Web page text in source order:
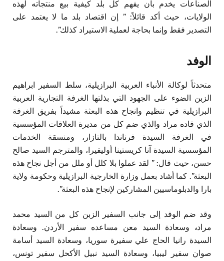
الصناعات يخدم بأن يفهم كل بلد كيفية بيع منتجاته لهذه
الولايات، حيث أكد قائلاً: ” إن اقتصاد بلد ما لا يعتمد على
التصدير فقط وإنما بحاجة لعملية الاستيراد كذلك”.
الوفد
متحدثاً لوكالة الأنباء العربية البرازيلية، سلط السفير ابراهيم
الزبن الضوء على الجهود التي بذلتها الغرفة التجارية العربية
البرازيلية في تنظيم وانجاح هذه البعثة مشيداً بفريق الغرفة
الذي قاده مراد والذي ضم كل من مديرة العلاقات المؤسسية
في الغرفة السيدة فرناندا بالتازار، ومنسقة الخدمات
المؤسسية السيدة آنا كريستينا أوليفيرا، والمترجم السيد صالح
حسن، حيث قال: ” لقد عملوا بلا كلل أو ملل من أجل نجاح هذه
البعثة”. كما أشاد بعمل وزارة الخارجية البرازيلية وحكومة ولاية
بارا والدبلوماسيين المشاركين لإنجاح هذه البعثة”.
وقد ضم الوفد إلى جانب السفير الزبن كل من السيد محمد
مراد، وسعادة السيد معن مساعده سفير الأردن. وسعادة
السيدة رانيا الحاج علي سفيرة سوريا، وسعادة السيد أسامة
صوان سفير ليبيا، وسعادة السيد نبيل الأكحل سفير تونس،